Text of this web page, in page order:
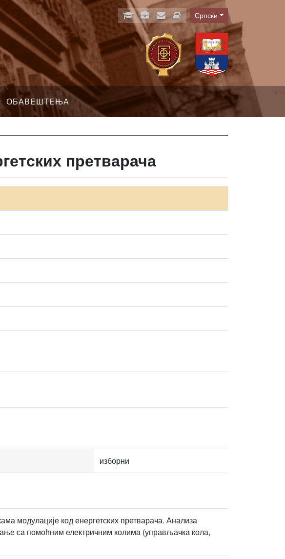
Language
Српски
ОБАВЕШТЕЊА
претварача
изборни
модулације код енергетских претварача. Анализа
са помоћним електричним колима (управљачка кола,